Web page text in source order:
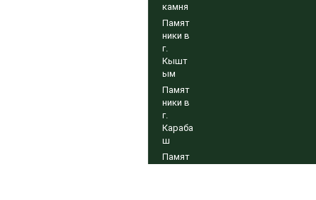
камня
Памят
ники в
г.
Кышт
ым
Памят
ники в
г.
Караба
ш
Памят